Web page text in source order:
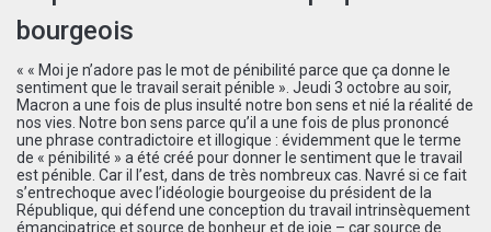
bourgeois
« « Moi je n’adore pas le mot de pénibilité parce que ça donne le
sentiment que le travail serait pénible ». Jeudi 3 octobre au soir,
Macron a une fois de plus insulté notre bon sens et nié la réalité de
nos vies. Notre bon sens parce qu’il a une fois de plus prononcé
une phrase contradictoire et illogique : évidemment que le terme
de « pénibilité » a été créé pour donner le sentiment que le travail
est pénible. Car il l’est, dans de très nombreux cas. Navré si ce fait
s’entrechoque avec l’idéologie bourgeoise du président de la
République, qui défend une conception du travail intrinsèquement
émancipatrice et source de bonheur et de joie – car source de